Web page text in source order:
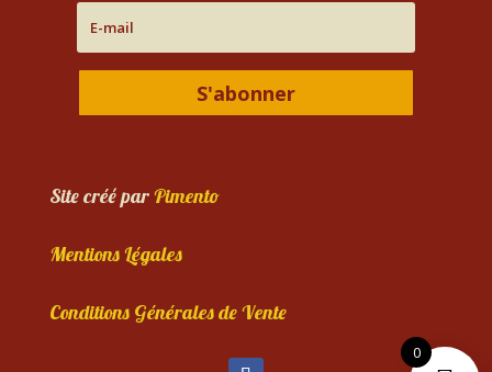
S'abonner
Site créé parPimento
Mentions Légales
Conditions Générales de Vente
0